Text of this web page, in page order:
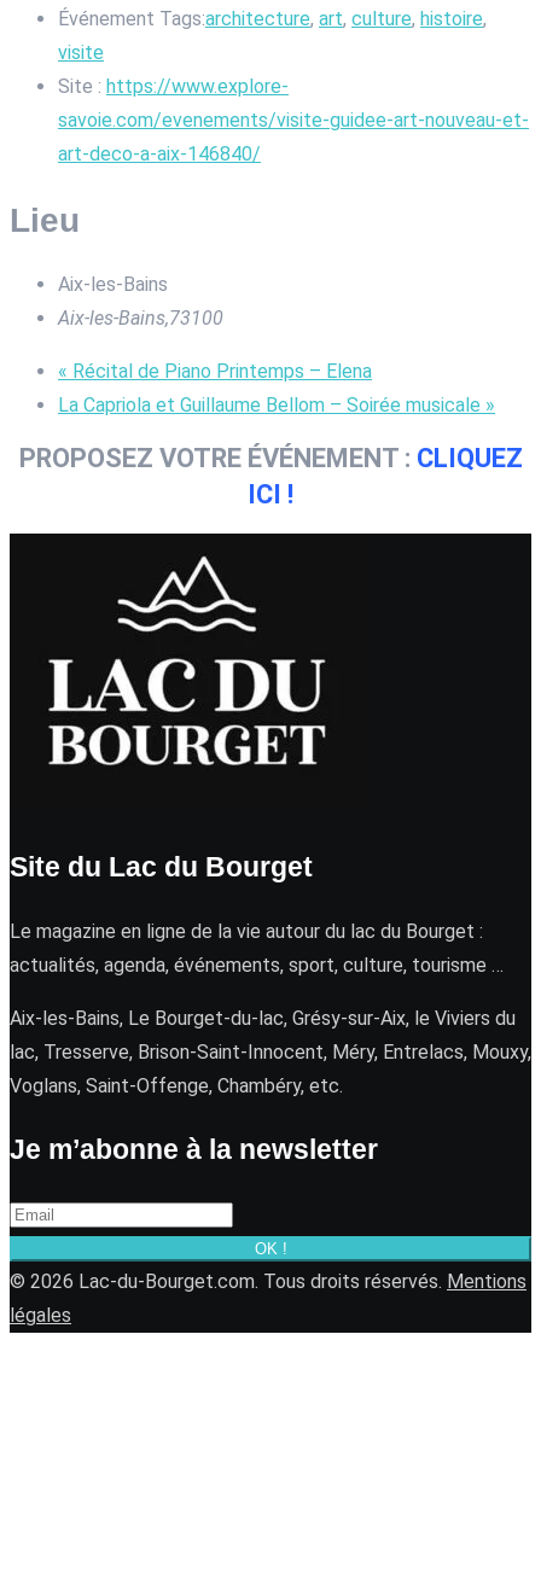
Événement Tags:architecture, art, culture, histoire,
visite
Site : https://www.explore-
savoie.com/evenements/visite-guidee-art-nouveau-et-
art-deco-a-aix-146840/
Lieu
Aix-les-Bains
Aix-les-Bains,73100
« Récital de Piano Printemps – Elena
La Capriola et Guillaume Bellom – Soirée musicale »
PROPOSEZ VOTRE ÉVÉNEMENT : CLIQUEZ
ICI !
Site du Lac du Bourget
Le magazine en ligne de la vie autour du lac du Bourget :
actualités, agenda, événements, sport, culture, tourisme …
Aix-les-Bains, Le Bourget-du-lac, Grésy-sur-Aix, le Viviers du
lac, Tresserve, Brison-Saint-Innocent, Méry, Entrelacs, Mouxy,
Voglans, Saint-Offenge, Chambéry, etc.
Je m’abonne à la newsletter
OK !
© 2026 Lac-du-Bourget.com. Tous droits réservés. Mentions
légales